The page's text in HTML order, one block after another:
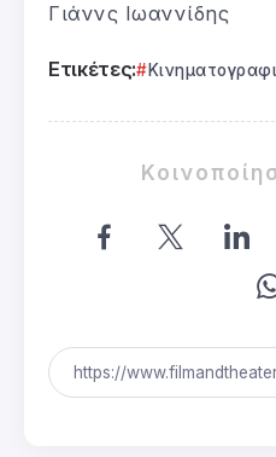
Γιάννς Ιωαννίδης
Ετικέτες: